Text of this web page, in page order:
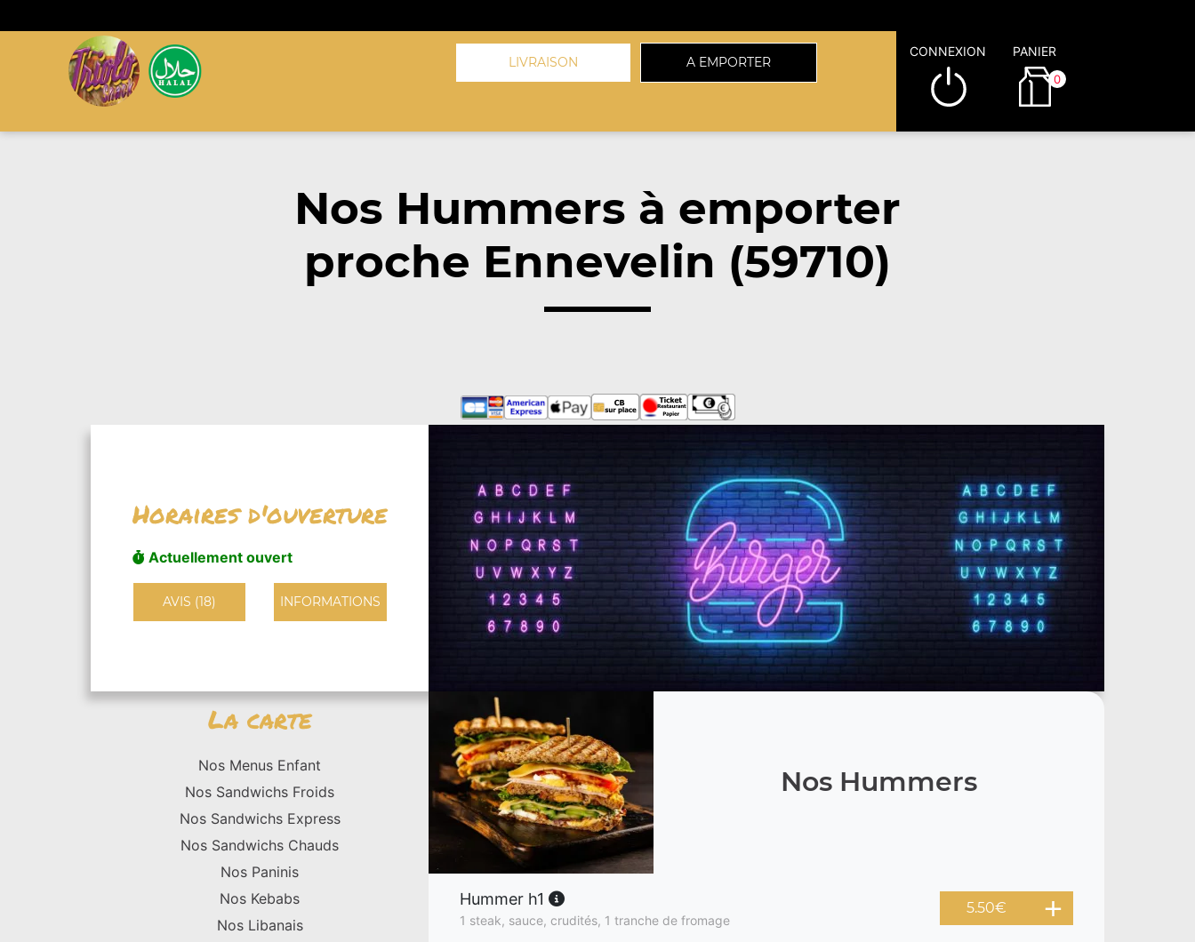
LIVRAISON A EMPORTER
CONNEXION PANIER
0
Nos Hummers à emporter
proche Ennevelin (59710)
Horaires d'ouverture
Actuellement ouvert
AVIS (18) INFORMATIONS
La carte
Nos Menus Enfant
Nos Sandwichs Froids
Nos Sandwichs Express
Nos Sandwichs Chauds
Nos Paninis
Nos Kebabs
Nos Libanais
Nos Hummers
Hummer h1
1 steak, sauce, crudités, 1 tranche de fromage
5.50€